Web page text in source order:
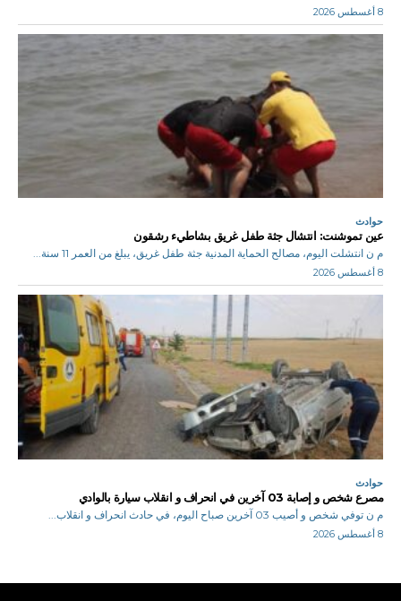
8 أغسطس 2026
حوادث
عين تموشنت: انتشال جثة طفل غريق بشاطيء رشقون
م ن انتشلت اليوم، مصالح الحماية المدنية جثة طفل غريق، يبلغ من العمر 11 سنة...
8 أغسطس 2026
حوادث
مصرع شخص و إصابة 03 آخرين في انحراف و انقلاب سيارة بالوادي
م ن توفي شخص و أصيب 03 آخرين صباح اليوم، في حادث انحراف و انقلاب...
8 أغسطس 2026